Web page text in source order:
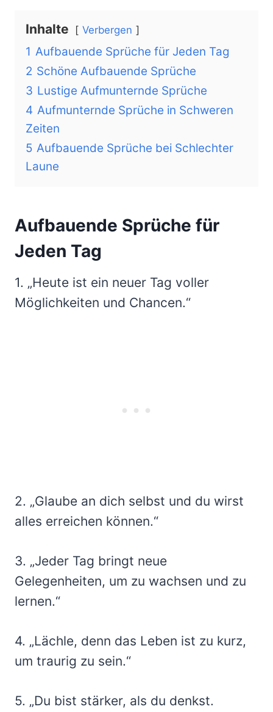
Inhalte Verbergen
1 Aufbauende Sprüche für Jeden Tag
2 Schöne Aufbauende Sprüche
3 Lustige Aufmunternde Sprüche
4 Aufmunternde Sprüche in Schweren
Zeiten
5 Aufbauende Sprüche bei Schlechter
Laune
Aufbauende Sprüche für
Jeden Tag
1. „Heute ist ein neuer Tag voller
Möglichkeiten und Chancen.“
2. „Glaube an dich selbst und du wirst
alles erreichen können.“
3. „Jeder Tag bringt neue
Gelegenheiten, um zu wachsen und zu
lernen.“
4. „Lächle, denn das Leben ist zu kurz,
um traurig zu sein.“
5. „Du bist stärker, als du denkst.